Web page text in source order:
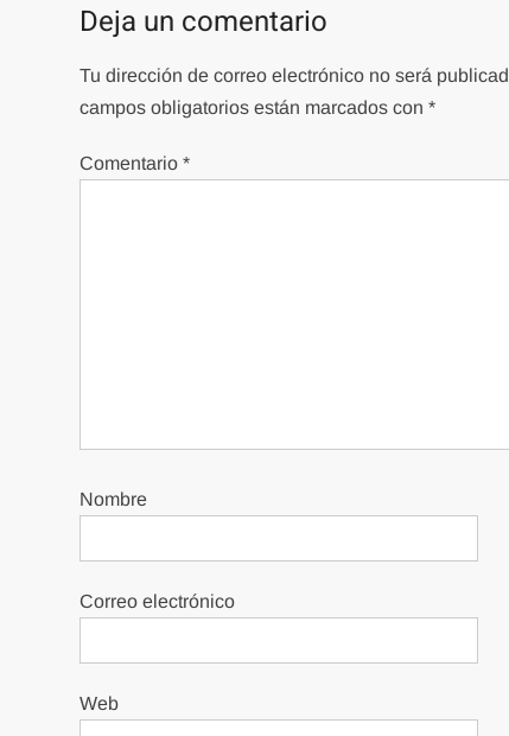
Deja un comentario
Tu dirección de correo electrónico no será
campos obligatorios están marcados con*
Comentario*
Nombre
Correo electrónico
Web